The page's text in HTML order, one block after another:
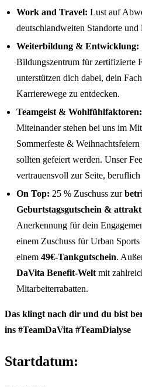
Work and Travel: Lust auf
deutschlandweiten Standorte und
Weiterbildung & Entwicklung:
Bildungszentrum für zertifizierte
unterstützen dich dabei, dein
Karrierewege zu entdecken.
Teamgeist & Wohlfühlfaktoren:
Miteinander stehen bei uns im
Sommerfeste &
sollten gefeiert werden. Unser
vertrauensvoll zur Seite,
On Top: 25 % Zuschuss zur
Geburtstagsgutschein &
Anerkennung für dein
einem Zuschuss für Urban
einem 49€-Tankgutschein.
DaVita Benefit-Welt mit
Mitarbeiterrabatten.
Das klingt nach dir und du bist
ins #TeamDaVita #TeamDialyse
Startdatum: